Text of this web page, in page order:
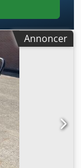
Annoncer